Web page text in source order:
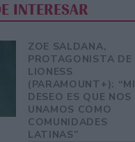
INTERESAR
ZOE SALDANA,
PROTAGONISTA DE
LIONESS
(PARAMOUNT+): “MI
DESEO ES QUE NOS
UNAMOS COMO
COMUNIDADES
LATINAS”